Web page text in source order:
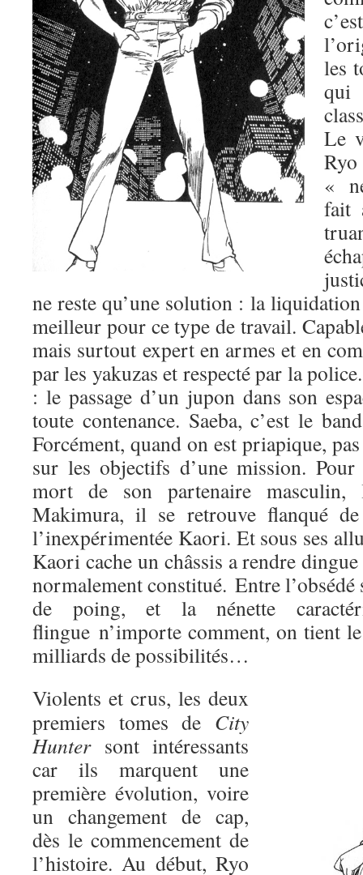
les
Le
«
fait
ne reste qu’une solution : la
meilleur pour ce type de travail.
mais surtout expert en armes et en
par les yakuzas et respecté par la
: le passage d’un jupon dans son
toute contenance. Saeba, c’est le
Forcément, quand on est priapique,
sur les objectifs d’une mission.
mort de son partenaire masculin,
Makimura, il se retrouve flanqué
l’inexpérimentée Kaori. Et sous ses
Kaori cache un châssis a rendre
normalement constitué. Entre
de poing, et la nénette
flingue n’importe comment, on tient
milliards de possibilités…
Violents et crus, les deux
premiers tomes de City
Huntersont intéressants
car ils marquent une
première évolution, voire
un changement de cap,
dès le commencement de
l’histoire. Au début, Ryo